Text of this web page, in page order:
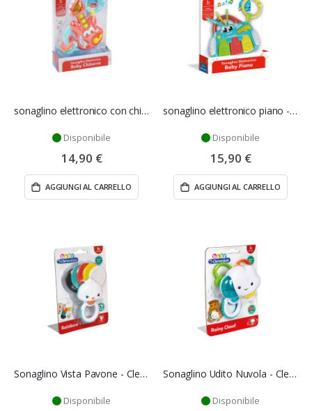
sonaglino elettronico con chitarra - clementoni
Disponibile
14,90 €
AGGIUNGI AL CARRELLO
sonaglino elettronico piano - clementoni
Disponibile
15,90 €
AGGIUNGI AL CARRELLO
Sonaglino Vista Pavone - Clementoni
Disponibile
Sonaglino Udito Nuvola - Clementoni
Disponibile